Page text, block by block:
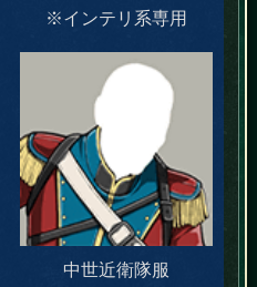
※インテリ系専用
中世近衛隊服